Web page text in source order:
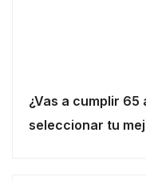
¿Vas a cumplir 65
seleccionar tu